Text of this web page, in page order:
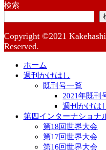
検索
Copyright ©2021
Reserved.
ホーム
週刊かけはし
既刊号一覧
2021年既刊
週刊かけは
第四インターナショナ
第18回世界大会
第17回世界大会
第16回世界大会